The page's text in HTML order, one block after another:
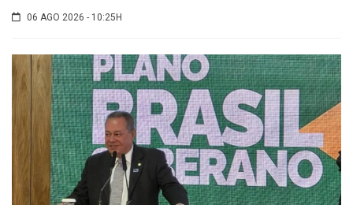
06 AGO 2026 - 10:25H